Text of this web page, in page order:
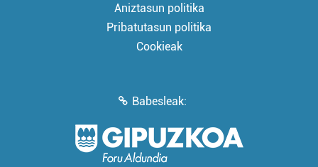
Aniztasun politika
Pribatutasun politika
Cookieak
Babesleak: